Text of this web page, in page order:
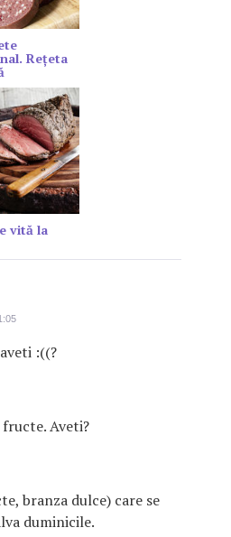
Rețeta
vită la
:((?
Aveti?
branza dulce) care se
duminicile.